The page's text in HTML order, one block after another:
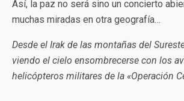
Así, la paz no será sino un concierto
muchas miradas en otra geografía…
Desde el Irak de las montañas del
viendo el cielo ensombrecerse con los
helicópteros militares de la «Operación